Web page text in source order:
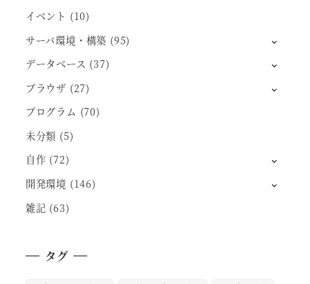
イベント (10)
サーバ環境・構築 (95)
データベース (37)
ブラウザ (27)
プログラム (70)
未分類 (5)
自作 (72)
開発環境 (146)
雑記 (63)
タグ